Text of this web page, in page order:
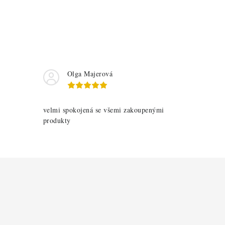
Olga Majerová
velmi spokojená se všemi zakoupenými
produkty